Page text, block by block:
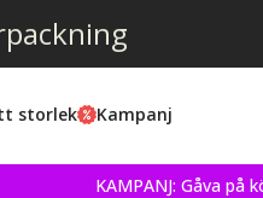
storlek Kampanj
KAMPANJ: Gåva på